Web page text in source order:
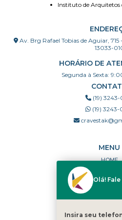
Instituto de Arquitetos
Av. Brg Rafael Tobias de Aguiar,
13033-
HORÁRIO DE
Segunda à Sexta:
(19) 3243-
(19) 3243-
MENU
HOME
DÚVIDAS
Olá!
Insira seu